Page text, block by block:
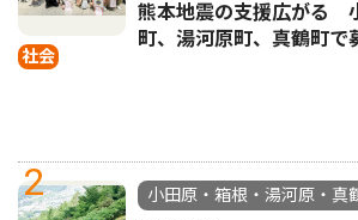
社会
熊本地震の支援広がる
町、湯河原町、真鶴町で
2
小田原・箱根・湯河原・真